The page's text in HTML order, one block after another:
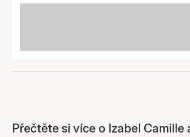
Přečtěte si více o Izabel